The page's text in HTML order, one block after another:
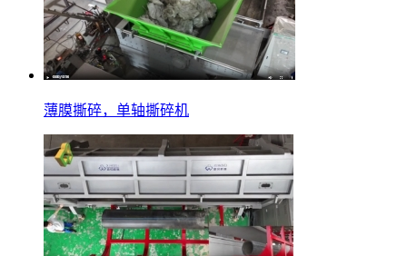
薄膜撕碎，单轴撕碎机